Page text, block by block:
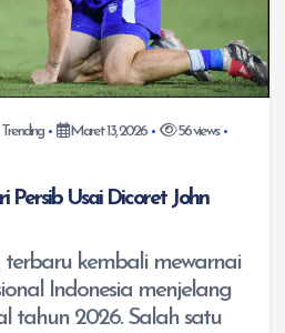
Trending Maret 13, 2026
56 views
Persib Usai Dicoret John
terbaru kembali mewarnai
Indonesia menjelang
tahun 2026. Salah satu